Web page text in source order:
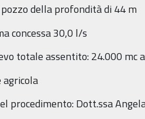
della profondità di 44 m
concessa 30,0 l/s
totale assentito: 24.000 mc
agricola
procedimento: Dott.ssa